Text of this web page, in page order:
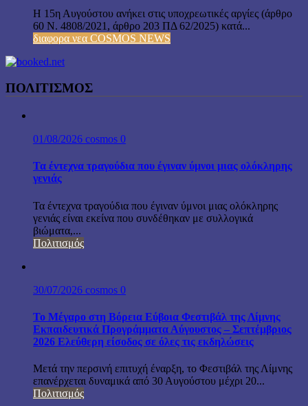
Η 15η Αυγούστου ανήκει στις υποχρεωτικές αργίες (άρθρο
60 Ν. 4808/2021, άρθρο 203 ΠΔ 62/2025) κατά...
διαφορα νεα COSMOS NEWS
ΠΟΛΙΤΙΣΜΟΣ
01/08/2026 cosmos 0
Τα έντεχνα τραγούδια που έγιναν ύμνοι μιας ολόκληρης
γενιάς
Τα έντεχνα τραγούδια που έγιναν ύμνοι μιας ολόκληρης
γενιάς είναι εκείνα που συνδέθηκαν με συλλογικά
βιώματα,...
Πολιτισμός
30/07/2026 cosmos 0
Το Μέγαρο στη Βόρεια Εύβοια Φεστιβάλ της Λίμνης
Εκπαιδευτικά Προγράμματα Αύγουστος – Σεπτέμβριος
2026 Ελεύθερη είσοδος σε όλες τις εκδηλώσεις
Μετά την περσινή επιτυχή έναρξη, το Φεστιβάλ της Λίμνης
επανέρχεται δυναμικά από 30 Αυγούστου μέχρι 20...
Πολιτισμός